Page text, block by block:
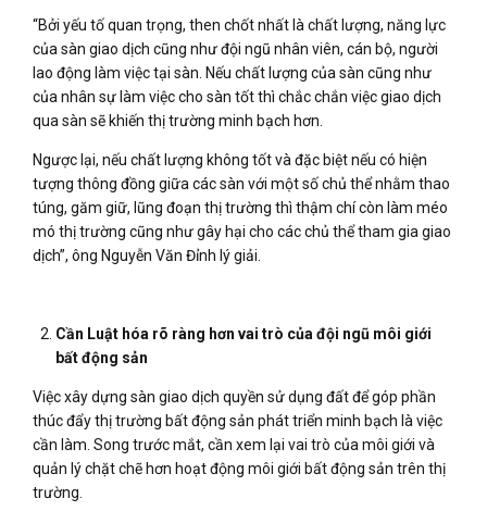
“Bởi yếu tố quan trọng, then chốt nhất là chất lượng, năng lực
của sàn giao dịch cũng như đội ngũ nhân viên, cán bộ, người
lao động làm việc tại sàn. Nếu chất lượng của sàn cũng như
của nhân sự làm việc cho sàn tốt thì chắc chắn việc giao dịch
qua sàn sẽ khiến thị trường minh bạch hơn.
Ngược lại, nếu chất lượng không tốt và đặc biệt nếu có hiện
tượng thông đồng giữa các sàn với một số chủ thể nhằm thao
túng, găm giữ, lũng đoạn thị trường thì thậm chí còn làm méo
mó thị trường cũng như gây hại cho các chủ thể tham gia giao
dịch”, ông Nguyễn Văn Đỉnh lý giải.
Cần Luật hóa rõ ràng hơn vai trò của đội ngũ môi giới
bất động sản
Việc xây dựng sàn giao dịch quyền sử dụng đất để góp phần
thúc đẩy thị trường bất động sản phát triển minh bạch là việc
cần làm. Song trước mắt, cần xem lại vai trò của môi giới và
quản lý chặt chẽ hơn hoạt động môi giới bất động sản trên thị
trường.